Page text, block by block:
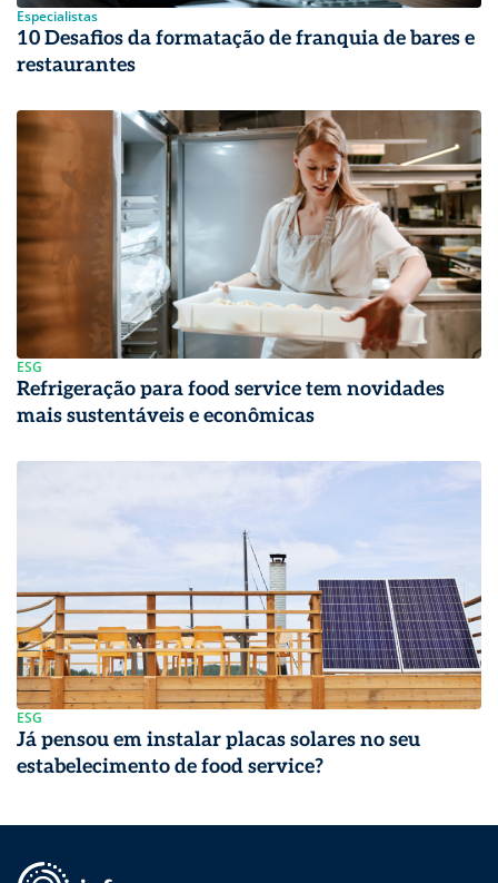
Especialistas
10 Desafios da formatação de franquia de bares e
restaurantes
ESG
Refrigeração para food service tem novidades
mais sustentáveis e econômicas
ESG
Já pensou em instalar placas solares no seu
estabelecimento de food service?